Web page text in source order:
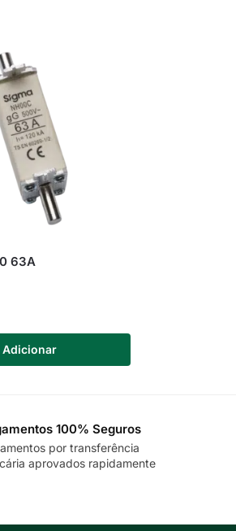
63A
Adicionar
100% Seguros
por transferência
aprovados rapidamente